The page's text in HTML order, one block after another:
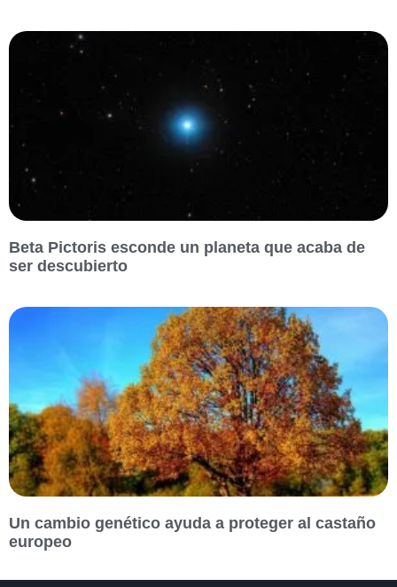
Beta Pictoris esconde un planeta que acaba de
ser descubierto
Un cambio genético ayuda a proteger al castaño
europeo